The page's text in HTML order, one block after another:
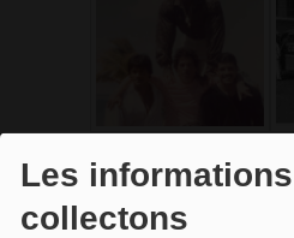
Les
collectons